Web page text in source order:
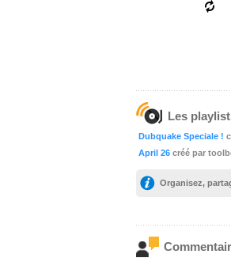
Les
Dubquake Speciale !
April 26 créé par
Organisez,